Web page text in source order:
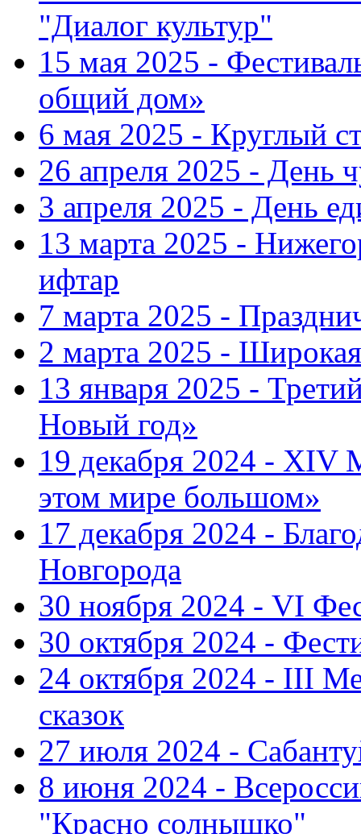
"Диалог культур"
15 мая 2025 -
общий дом»
6 мая 2025 - Круглый
26 апреля 2025 - День
3 апреля 2025 - День
13 марта 2025 -
ифтар
7 марта 2025 -
2 марта 2025 -
13 января 2025 -
Новый год»
19 декабря 2024 - XIV
этом мире большом»
17 декабря 2024 -
Новгорода
30 ноября 2024 - VI
30 октября 2024 -
24 октября 2024 - III
сказок
27 июля 2024 -
8 июня 2024 -
"Красно солнышко"